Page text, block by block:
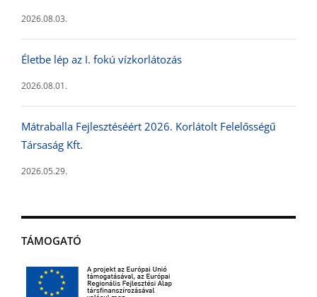
2026.08.03.
Életbe lép az I. fokú vízkorlátozás
2026.08.01.
Mátraballa Fejlesztéséért 2026. Korlátolt Felelősségű
Társaság Kft.
2026.05.29.
TÁMOGATÓ